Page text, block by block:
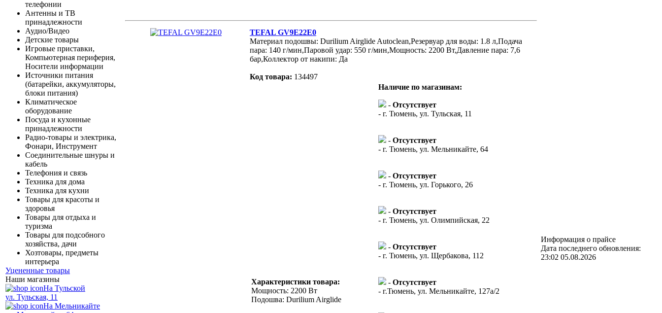
телефонии
Антенны и ТВ
принадлежности
Аудио/Видео
Детские товары
Игровые приставки,
Компьютерная периферия,
Носители информации
Источники питания
(батарейки, аккумуляторы,
блоки питания)
Климатическое
оборудование
Посуда и кухонные
принадлежности
Радио-товары и электрика,
Фонари, Инструмент
Соединительные шнуры и
кабель
Телефония и связь
Техника для дома
Техника для кухни
Товары для красоты и
здоровья
Товары для отдыха и
туризма
Товары для подсобного
хозяйства, дачи
Хозтовары, предметы
интерьера
Уцененные товары
Наши магазины
На Тульской
ул. Тульская, 11
На Мельникайте
TEFAL GV9E22E0
Материал подошвы: Durilium Airglide Autoclean,Резервуар для воды: 1.8 л,Подача
пара: 140 г/мин,Паровой удар: 550 г/мин,Мощность: 2200 Вт,Давление пара: 7,6
бар,Коллектор от накипи: Да
Код товара: 134497
Характеристики товара:
Мощность: 2200 Вт
Подошва: Durilium Airglide
Наличие по магазинам:
- Отсутствует
- г. Тюмень, ул. Тульская, 11
- Отсутствует
- г. Тюмень, ул. Мельникайте, 64
- Отсутствует
- г. Тюмень, ул. Горького, 26
- Отсутствует
- г. Тюмень, ул. Олимпийская, 22
- Отсутствует
- г. Тюмень, ул. Щербакова, 112
- Отсутствует
- г.Тюмень, ул. Мельникайте, 127а/2
Информация о прайсе
Дата последнего обновления:
23:02 05.08.2026